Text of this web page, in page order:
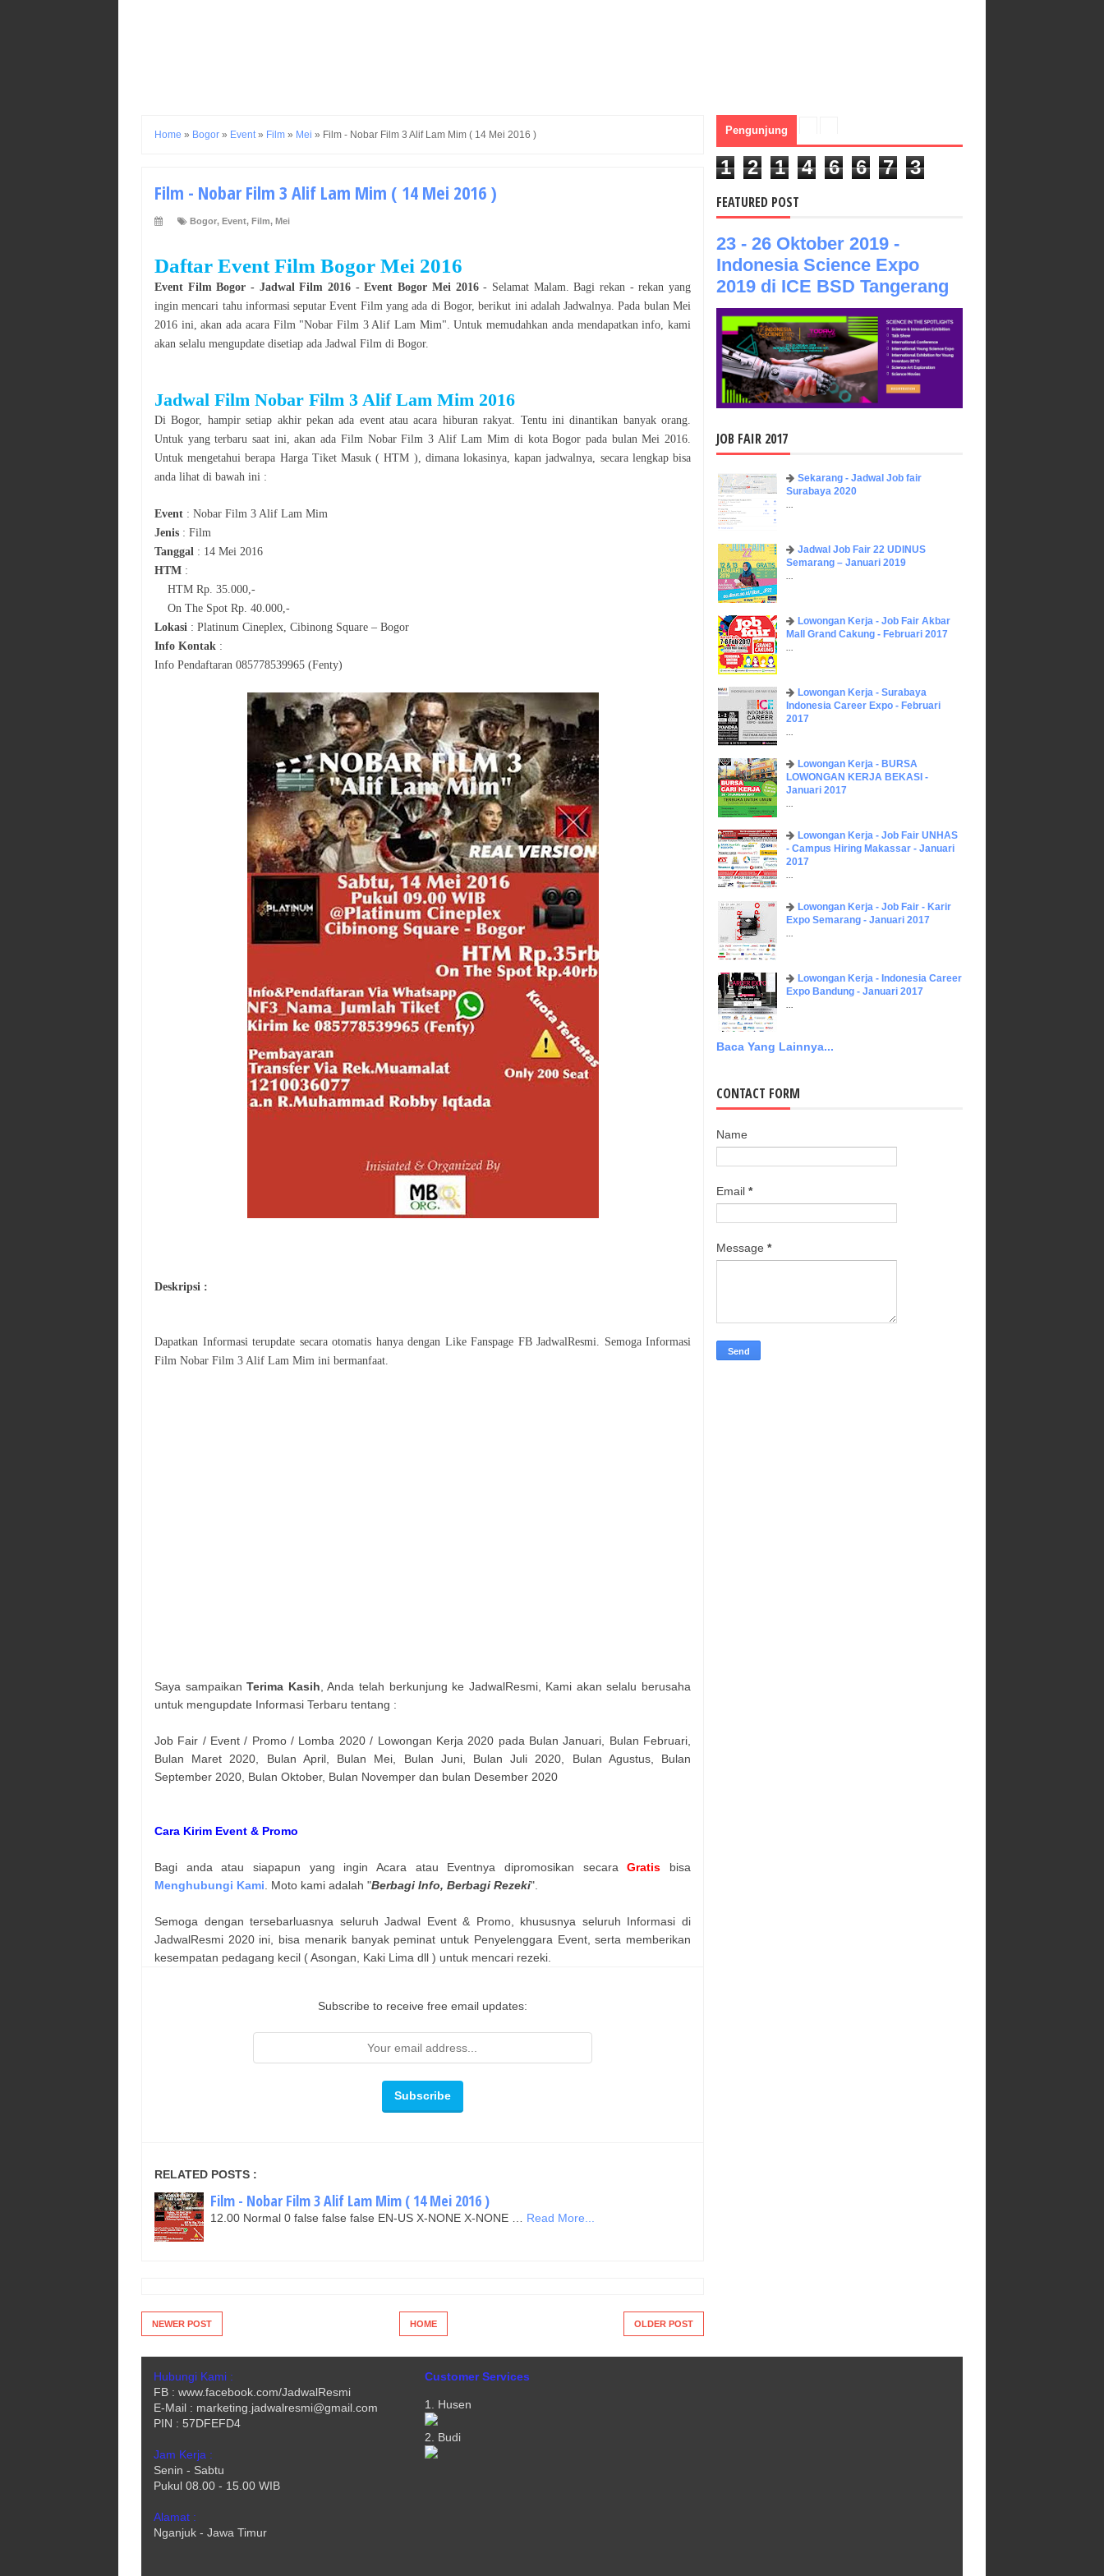
Home » Bogor » Event » Film » Mei » Film - Nobar Film 3 Alif Lam Mim ( 14 Mei 2016 )
Film - Nobar Film 3 Alif Lam Mim ( 14 Mei 2016 )
Bogor, Event, Film, Mei
Daftar EventFilm Bogor Mei 2016
Event Film Bogor - JadwalFilm 2016 - EventBogor Mei 2016- Selamat Malam . Bagi rekan - rekan yang
ingin mencari tahu informasi seputar Event Film yang ada di Bogor, berikut ini adalah Jadwalnya. Pada bulanMei
2016 ini, akan ada acara Film "Nobar Film 3 Alif Lam Mim". Untuk memudahkan anda mendapatkan info, kami
akan selalu mengupdate disetiap ada Jadwal Film di Bogor.
Jadwal Film Nobar Film 3 Alif Lam Mim 2016
DiBogor, hampir setiap akhir pekan ada event atau acara hiburan rakyat. Tentu ini dinantikan banyak orang.
Untuk yang terbaru saat ini, akan ada Film Nobar Film 3 Alif Lam Mim di kotaBogor pada bulanMei 2016
Untuk mengetahui berapa Harga Tiket Masuk ( HTM ), dimana lokasinya, kapan jadwalnya, secara lengkap bisa
anda lihat di bawah ini :
Event : Nobar Film 3 Alif Lam Mim
Jenis : Film
Tanggal : 14 Mei 2016
HTM :
HTM Rp. 35.000,-
On The Spot Rp. 40.000,-
Lokasi : Platinum Cineplex, Cibinong Square – Bogor
Info Kontak :
Info Pendaftaran 085778539965 (Fenty)
Deskripsi :
Dapatkan Informasi terupdate secara otomatis hanya dengan Like Fanspage FB JadwalResmi. Semoga Informasi
Film Nobar Film 3 Alif Lam Mim ini bermanfaat.
Saya sampaikanTerima Kasih , Anda telah berkunjung ke JadwalResmi, Kami akan selalu berusaha
untuk mengupdate Informasi Terbaru tentang :
Job Fair / Event / Promo / Lomba 2020 / Lowongan Kerja 2020 pada Bulan Januari, Bulan Februari,
Bulan Maret 2020, Bulan April, Bulan Mei, Bulan Juni, Bulan Juli 2020, Bulan Agustus, Bulan
September 2020, Bulan Oktober, Bulan Novemper dan bulan Desember 2020
Cara Kirim Event & Promo
Bagi anda atau siapapun yang ingin Acara atau Eventnya dipromosikan secaraGratis bisa
Menghubungi Kami . Moto kami adalah "Berbagi Info, Berbagi Rezeki".
Semoga dengan tersebarluasnya seluruh Jadwal Event & Promo, khususnya seluruh Informasi di
JadwalResmi 2020 ini, bisa menarik banyak peminat untuk Penyelenggara Event, serta memberikan
kesempatan pedagang kecil ( Asongan, Kaki Lima dll ) untuk mencari rezeki.
Subscribe to receive free email updates:
RELATED POSTS :
Film - Nobar Film 3 Alif Lam Mim ( 14 Mei 2016 )
12.00 Normal 0 false false false EN-US X-NONE X-NONE … Read More...
NEWER POST OLDER POST
HOME
Pengunjung
1 2 1 4 6 6 7 3
FEATURED POST
23 - 26 Oktober 2019 -
Indonesia Science Expo
2019 di ICE BSD Tangerang
JOB FAIR 2017
Sekarang - Jadwal Job fair
Surabaya 2020
...
Jadwal Job Fair 22 UDINUS
Semarang – Januari 2019
...
Lowongan Kerja - Job Fair ​Akbar ​
Mall Grand Cakung - Februari 2017
...
Lowongan Kerja - Surabaya
Indonesia Career Expo - Februari
2017
...
Lowongan Kerja - BURSA
LOWONGAN KERJA BEKASI -
Januari 2017
...
Lowongan Kerja - Job Fair UNHAS
- Campus Hiring Makassar - Januari
2017
...
Lowongan Kerja - Job Fair - Karir
Expo Semarang - Januari 2017
...
Lowongan Kerja - Indonesia Career
Expo Bandung - Januari 2017
...
Baca Yang Lainnya...
CONTACT FORM
Name
Email *
Message *
Hubungi Kami :
FB : www.facebook.com/JadwalResmi
E-Mail : marketing.jadwalresmi@gmail.com
PIN : 57DFEFD4
Jam Kerja :
Senin - Sabtu
Pukul 08.00 - 15.00 WIB
Alamat :
Nganjuk - Jawa Timur
Customer Services
1. Husen
2. Budi